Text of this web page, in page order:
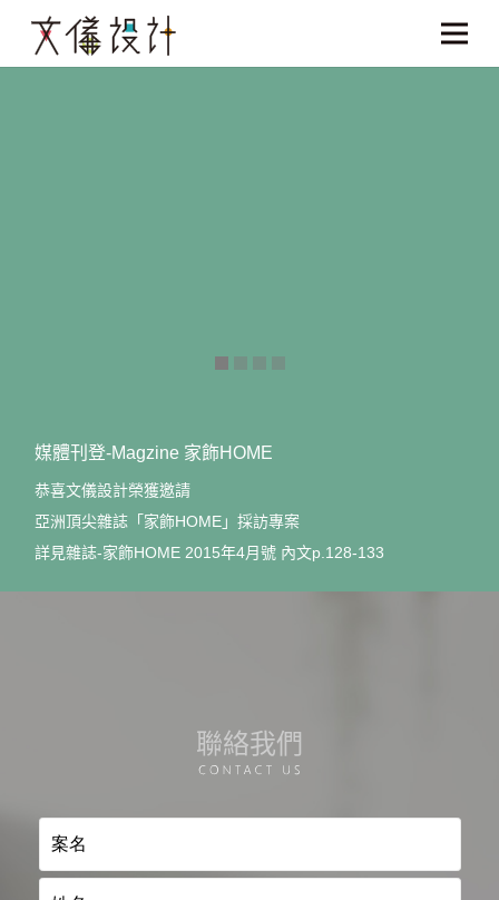
媒體刊登-Magzine 家飾HOME
恭喜文儀設計榮獲邀請
亞洲頂尖雜誌「家飾HOME」採訪專案
詳見雜誌-家飾HOME 2015年4月號 內文p.128-133
聯絡我們